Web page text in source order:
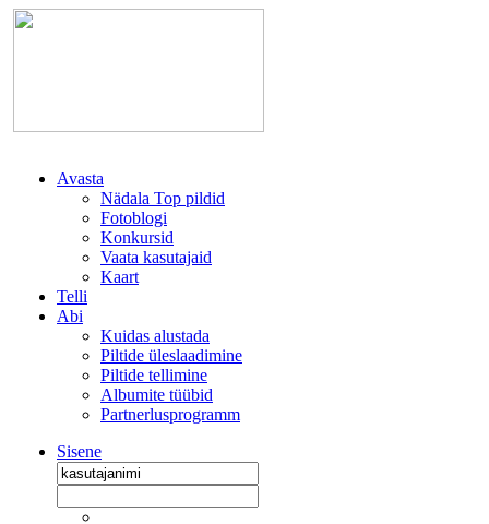
Avasta
Nädala Top pildid
Fotoblogi
Konkursid
Vaata kasutajaid
Kaart
Telli
Abi
Kuidas alustada
Piltide üleslaadimine
Piltide tellimine
Albumite tüübid
Partnerlusprogramm
Sisene